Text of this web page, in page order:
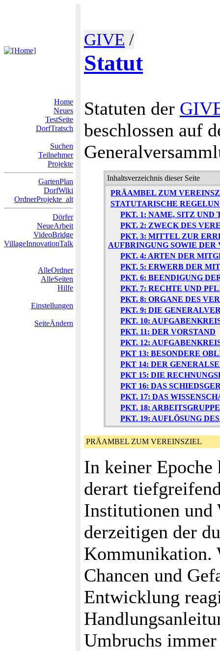
GIVE /
Statut
Home
Neues
TestSeite
DorfTratsch
Suchen
Teilnehmer
Projekte
GartenPlan
DorfWiki
OrdnerProjekte_alt
Dörfer
NeueArbeit
VideoBridge
VillageInnovationTalk
AlleOrdner
AlleSeiten
Hilfe
Einstellungen
SeiteÄndern
Statuten der
beschlossen auf
Inhaltsverzeichnis dieser Seite
PRÄAMBEL ZUM
STATUTARISCHE
PKT. 1: NAME, SITZ UND
PKT. 2: ZWECK DES
PKT. 3: MITTEL ZUR
AUFBRINGUNG SOWIE
PKT. 4: ARTEN DER
PKT. 5: ERWERB DER
PKT. 6: BEENDIGUNG
PKT. 7: RECHTE UND
PKT. 8: ORGANE DES
PKT. 9: DIE
PKT. 10:
PKT. 11: DER VORSTAND
PKT. 12:
PKT 13: BESONDERE
PKT 14: DER
PKT 15: DIE
PKT 16: DAS
PKT. 17: DAS
PKT. 18:
PKT. 19: AUFLÖSUNG
PRÄAMBEL ZUM VEREINSZIEL
In keiner
derart
Institutionen und
derzeitigen der
Kommunikation.
Chancen und
Entwicklung
Umbruchs